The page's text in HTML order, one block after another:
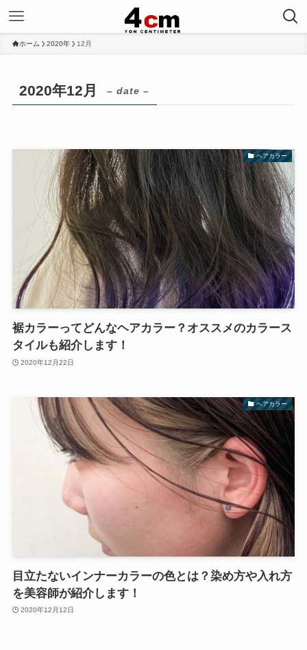
ホーム 2020年 12月
2020年12月 – date –
ヘアカラー
裾カラーってどんなヘアカラー？オススメのカラース
タイルも紹介します！
2020年12月22日
ヘアカラー
目立たないインナーカラーの色とは？染め方や入れ方
を美容師が紹介します！
2020年12月12日